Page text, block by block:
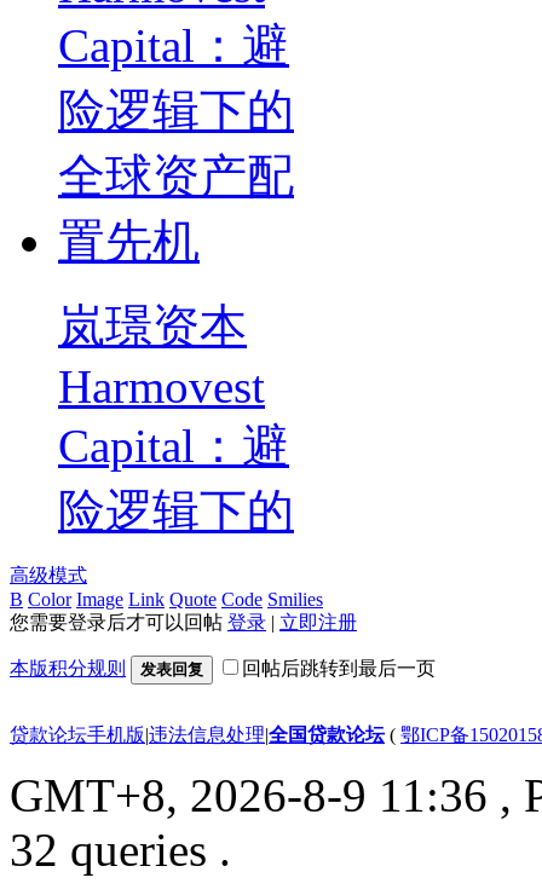
岚璟资本
Harmovest
Capital：避
险逻辑下的
高级模式
B Color Image Link Quote Code Smilies
您需要登录后才可以回帖 登录 | 立即注册
本版积分规则 发表回复 回帖后跳转到最后一页
贷款论坛手机版|违法信息处理|全国贷款论坛( 鄂ICP备
GMT+8, 2026-8-9 11:36 ,
32 queries .